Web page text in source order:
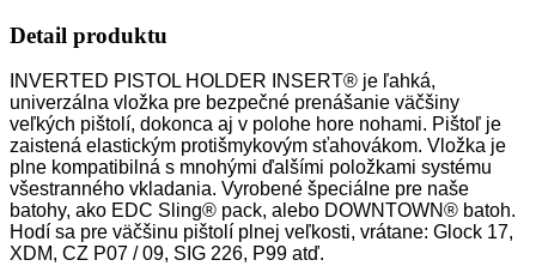
Detail produktu
INVERTED PISTOL HOLDER INSERT® je ľahká,
univerzálna vložka pre bezpečné prenášanie väčšiny
veľkých pištolí, dokonca aj v polohe hore nohami. Pištoľ je
zaistená elastickým protišmykovým sťahovákom. Vložka je
plne kompatibilná s mnohými ďalšími položkami systému
všestranného vkladania. Vyrobené špeciálne pre naše
batohy, ako EDC Sling® pack, alebo DOWNTOWN® batoh.
Hodí sa pre väčšinu pištolí plnej veľkosti, vrátane: Glock 17,
XDM, CZ P07 / 09, SIG 226, P99 atď.